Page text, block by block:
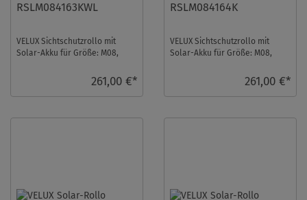
RSLM084163KWL
VELUX Sichtschutzrollo mit
Solar-Akku für Größe: M08,
261,00 €*
RSLM084164K
VELUX Sichtschutzrollo mit
Solar-Akku für Größe: M08,
261,00 €*